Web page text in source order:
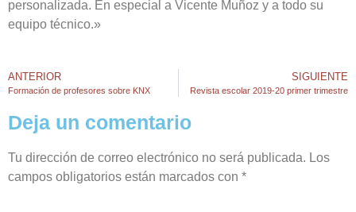
personalizada. En especial a Vicente Muñoz y a todo su
equipo técnico.»
ANTERIOR
Formación de profesores sobre KNX
SIGUIENTE
Revista escolar 2019-20 primer trimestre
Deja un comentario
Tu dirección de correo electrónico no será publicada. Los
campos obligatorios están marcados con *